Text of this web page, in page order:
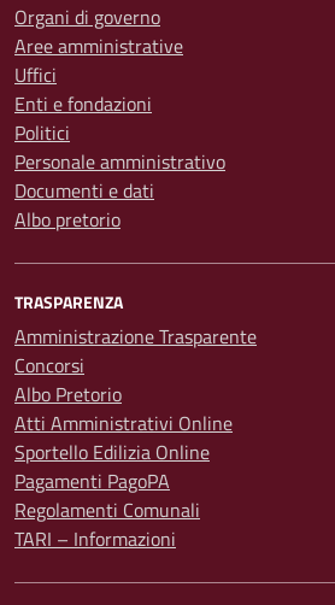
Organi di governo
Aree amministrative
Uffici
Enti e fondazioni
Politici
Personale amministrativo
Documenti e dati
Albo pretorio
TRASPARENZA
Amministrazione Trasparente
Concorsi
Albo Pretorio
Atti Amministrativi Online
Sportello Edilizia Online
Pagamenti PagoPA
Regolamenti Comunali
TARI – Informazioni